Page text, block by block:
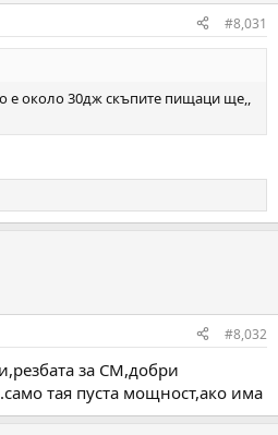
#8,031
е около 30дж скъпите пищаци ще,,
#8,032
за СМ,добри
тая пуста мощност,ако има